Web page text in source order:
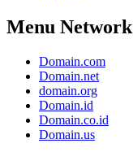
Menu Network
Domain.com
Domain.net
domain.org
Domain.id
Domain.co.id
Domain.us